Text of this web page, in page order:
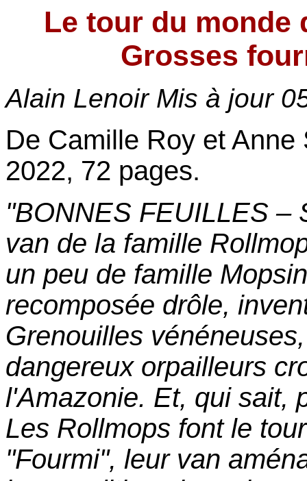
Le tour du monde
Grosses
Alain Lenoir Mis à jour
De Camille Roy et
2022, 72 pages.
"BONNES FEUILLES –
van de la famille
un peu de famille
recomposée drôle,
Grenouilles
dangereux orpailleurs
l'Amazonie. Et, qui sait,
Les Rollmops font le
"Fourmi", leur van